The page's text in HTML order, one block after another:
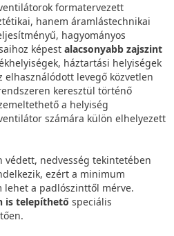
formatervezett
hanem áramlástechnikai
hagyományos
képest alacsonyabb zajszint
háztartási helyiségek
elhasználódott levegő közvetlen
keresztül történő
a helyiség
számára külön elhelyezett
védett, nedvesség tekintetében
ezért a minimum
lehet a padlószinttől mérve.
is telepíthető speciális